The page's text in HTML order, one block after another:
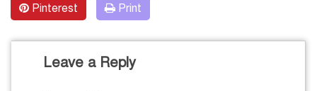
Pinterest Print
Leave a Reply